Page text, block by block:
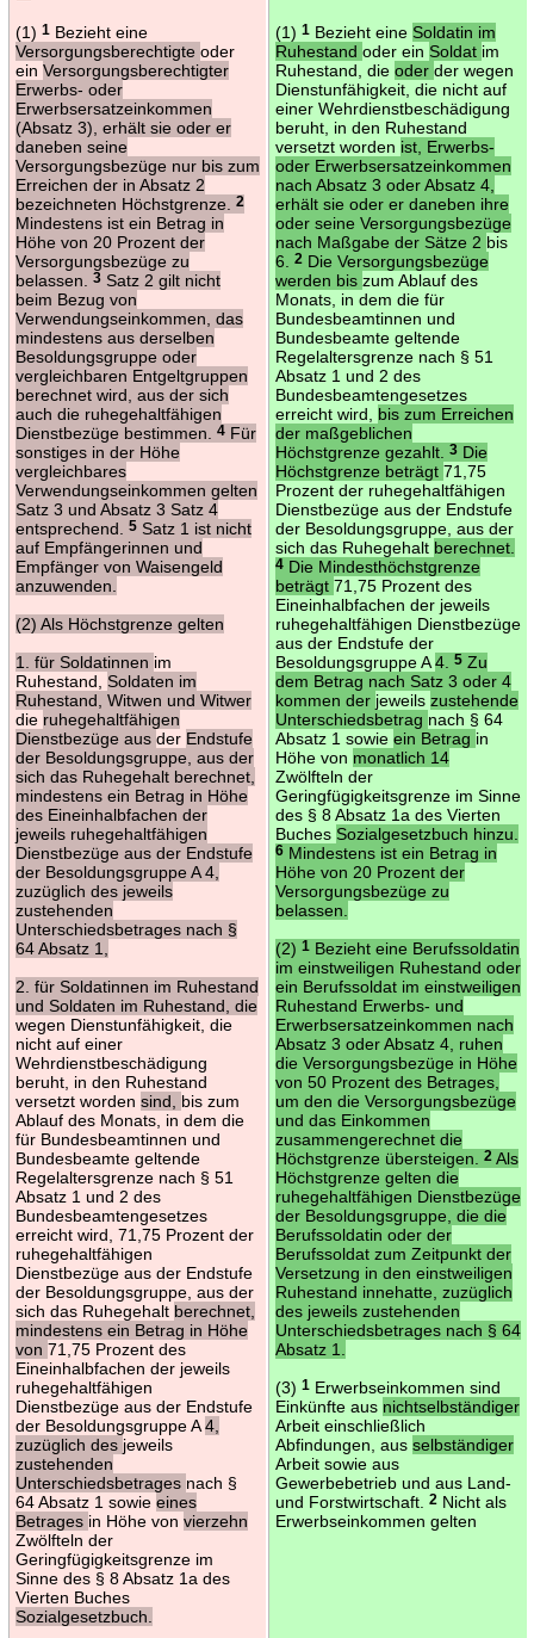
(1) 1Bezieht eine
Versorgungsberechtigte oder
ein Versorgungsberechtigter
Erwerbs- oder
Erwerbsersatzeinkommen
(Absatz 3), erhält sie oder er
daneben seine
Versorgungsbezüge nur bis zum
Erreichen der in Absatz 2
bezeichneten Höchstgrenze.
2
Mindestens ist ein Betrag in
Höhe von 20 Prozent der
Versorgungsbezüge zu
belassen.
3Satz 2 gilt nicht
beim Bezug von
Verwendungseinkommen, das
mindestens aus derselben
Besoldungsgruppe oder
vergleichbaren Entgeltgruppen
berechnet wird, aus der sich
auch die ruhegehaltfähigen
Dienstbezüge bestimmen.
4Für
sonstiges in der Höhe
vergleichbares
Verwendungseinkommen gelten
Satz 3 und Absatz 3 Satz 4
entsprechend.
5Satz 1 ist nicht
auf Empfängerinnen und
Empfänger von Waisengeld
anzuwenden.
(2) Als Höchstgrenze gelten
1. für Soldatinnen im
Ruhestand, Soldaten im
Ruhestand, Witwen und Witwer
die ruhegehaltfähigen
Dienstbezüge aus der Endstufe
der Besoldungsgruppe, aus der
sich das Ruhegehalt berechnet,
mindestens ein Betrag in Höhe
des Eineinhalbfachen der
jeweils ruhegehaltfähigen
Dienstbezüge aus der Endstufe
der Besoldungsgruppe A 4,
zuzüglich des jeweils
zustehenden
Unterschiedsbetrages nach §
64 Absatz 1,
2. für Soldatinnen im Ruhestand
und Soldaten im Ruhestand, die
wegen Dienstunfähigkeit, die
nicht auf einer
Wehrdienstbeschädigung
beruht, in den Ruhestand
versetzt worden sind, bis zum
Ablauf des Monats, in dem die
für Bundesbeamtinnen und
Bundesbeamte geltende
Regelaltersgrenze nach § 51
Absatz 1 und 2 des
Bundesbeamtengesetzes
erreicht wird, 71,75 Prozent der
ruhegehaltfähigen
Dienstbezüge aus der Endstufe
der Besoldungsgruppe, aus der
sich das Ruhegehalt berechnet,
mindestens ein Betrag in Höhe
von 71,75 Prozent des
Eineinhalbfachen der jeweils
ruhegehaltfähigen
Dienstbezüge aus der Endstufe
der Besoldungsgruppe A4,
zuzüglich des jeweils
zustehenden
Unterschiedsbetrages nach §
64 Absatz 1 sowie eines
Betrages in Höhe von vierzehn
Zwölfteln der
Geringfügigkeitsgrenze im
Sinne des § 8 Absatz 1a des
Vierten Buches
Sozialgesetzbuch.
(1) 1Bezieht eine Soldatin im
Ruhestand oder ein Soldat im
Ruhestand, die oder der wegen
Dienstunfähigkeit, die nicht auf
einer Wehrdienstbeschädigung
beruht, in den Ruhestand
versetzt worden ist, Erwerbs-
oder Erwerbsersatzeinkommen
nach Absatz 3 oder Absatz 4,
erhält sie oder er daneben ihre
oder seine Versorgungsbezüge
nach Maßgabe der Sätze 2 bis
6.
2Die Versorgungsbezüge
werden bis zum Ablauf des
Monats, in dem die für
Bundesbeamtinnen und
Bundesbeamte geltende
Regelaltersgrenze nach § 51
Absatz 1 und 2 des
Bundesbeamtengesetzes
erreicht wird, bis zum Erreichen
der maßgeblichen
Höchstgrenze gezahlt.
3Die
Höchstgrenze beträgt 71,75
Prozent der ruhegehaltfähigen
Dienstbezüge aus der Endstufe
der Besoldungsgruppe, aus der
sich das Ruhegehalt berechnet.
4Die Mindesthöchstgrenze
beträgt 71,75 Prozent des
Eineinhalbfachen der jeweils
ruhegehaltfähigen Dienstbezüge
aus der Endstufe der
Besoldungsgruppe A4. 5Zu
dem Betrag nach Satz 3 oder 4
kommen der jeweils zustehende
Unterschiedsbetrag nach § 64
Absatz 1 sowie ein Betrag in
Höhe von monatlich 14
Zwölfteln der
Geringfügigkeitsgrenze im Sinne
des § 8 Absatz 1a des Vierten
Buches Sozialgesetzbuch hinzu.
6Mindestens ist ein Betrag in
Höhe von 20 Prozent der
Versorgungsbezüge zu
belassen.
(2) 1Bezieht eine Berufssoldatin
im einstweiligen Ruhestand oder
ein Berufssoldat im einstweiligen
Ruhestand Erwerbs- und
Erwerbsersatzeinkommen nach
Absatz 3 oder Absatz 4, ruhen
die Versorgungsbezüge in Höhe
von 50 Prozent des Betrages,
um den die Versorgungsbezüge
und das Einkommen
zusammengerechnet die
Höchstgrenze übersteigen.
2Als
Höchstgrenze gelten die
ruhegehaltfähigen Dienstbezüge
der Besoldungsgruppe, die die
Berufssoldatin oder der
Berufssoldat zum Zeitpunkt der
Versetzung in den einstweiligen
Ruhestand innehatte, zuzüglich
des jeweils zustehenden
Unterschiedsbetrages nach § 64
Absatz 1.
(3) 1Erwerbseinkommen sind
Einkünfte aus nichtselbständiger
Arbeit einschließlich
Abfindungen, aus selbständiger
Arbeit sowie aus
Gewerbebetrieb und aus Land-
und Forstwirtschaft.
2Nicht als
Erwerbseinkommen gelten